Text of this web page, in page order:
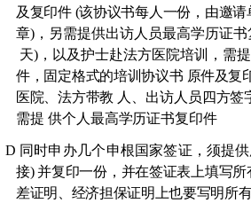
及复印件 (该协议书每人一份，由邀
章)，另需提供出访人员最高学历证
天)，以及护士赴法方医院培训，需
件，固定格式的培训协议书 原件及复
医院、法方带教 人、出访人员四方签
需提 供个人最高学历证书复印件
D 同时申办几个申根国家签证，须提
接) 并复印一份，并在签证表上填写
差证明、经济担保证明上也要写明所